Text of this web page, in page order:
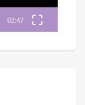
02:47